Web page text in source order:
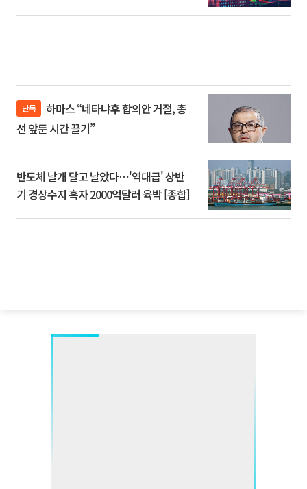
단독
선 앞둔 시간 끌기”
반도체 날개 달고 날았다⋯'역대급' 상반
기 경상수지 흑자 2000억달러 육박 [종합]